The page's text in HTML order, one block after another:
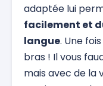
adaptée lui
facilement et
langue. Une
bras ! Il vous
mais avec de la